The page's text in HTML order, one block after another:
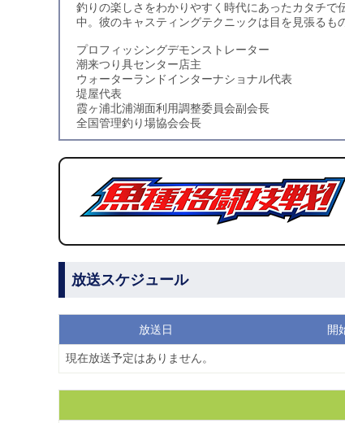
釣りの楽しさをわかりやすく時代にあったカタチ
中。彼のキャスティングテクニックは目を見張るも
プロフィッシングデモンストレーター
潮来つり具センター店主
ウォーターランドインターナショナル代表
堤屋代表
霞ヶ浦北浦湖面利用調整委員会副会長
全国管理釣り場協会会長
放送スケジュール
放送日 開
現在放送予定はありません。